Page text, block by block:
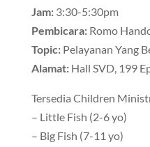
Jam:3:30-5:30pm
Pembicara:Romo
Topic:Pelayanan Yang
Alamat:Hall SVD, 199
Tersedia Children
– Little Fish (2-6 yo)
– Big Fish (7-11 yo)